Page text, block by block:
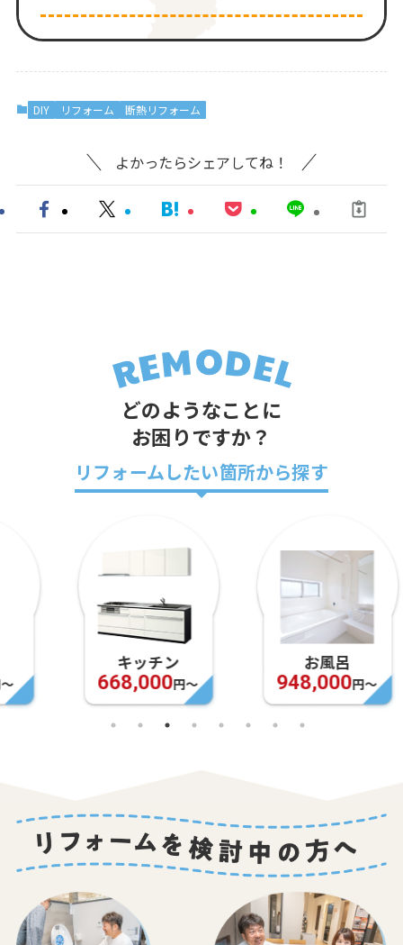
DIY リフォーム 断熱リフォーム
よかったらシェアしてね！
どのようなことに
お困りですか？
リフォームしたい箇所から探す
キッチン
668,000円〜
お風呂
948,000円〜